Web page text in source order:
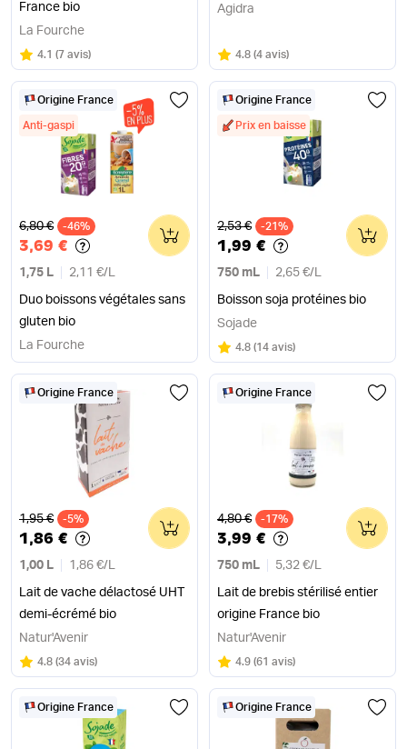
France bio
La Fourche
Note
4.1 sur 5
(7 avis)
Agidra
Note
4.8 sur 5
(4 avis)
Origine France
Anti-gaspi
Ancien prix
6,80 € -46%
3,69 €
1,75 L 2,11 €/ L
Duo boissons végétales sans
gluten bio
0
La Fourche
Origine France
Prix en baisse
Ancien prix
2,53 € -21%
1,99 €
750 mL 2,65 €/ L
Boisson soja protéines bio
0
Sojade
Note
4.8 sur 5
(14 avis)
Origine France
Ancien prix
1,95 € -5%
1,86 €
1,00 L 1,86 €/ L
Lait de vache délactosé UHT
demi-écrémé bio
0
Natur'Avenir
Note
4.8 sur 5
(34 avis)
Origine France
Ancien prix
4,80 € -17%
3,99 €
750 mL 5,32 €/ L
Lait de brebis stérilisé entier
origine France bio
0
Natur'Avenir
Note
4.9 sur 5
(61 avis)
Origine France Origine France